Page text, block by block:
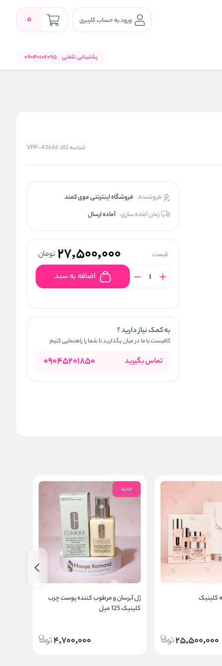
ورود به حساب کاربری 0
پشتیبانی تلفنی 09040102095
شناسه کالا: VPP-43646
فروشنده: فروشگاه اینترنتی موی کمند
زمان آماده سازی: آماده ارسال
قیمت: 27,500,000 تومان
اضافه به سبد
به کمک نیاز دارید ؟
کافیست با ما در میان بگذارید تا شما را راهنمایی کنیم
تماس بگیرید 09045201850
25,500,000
جدید
ژل آبرسان و مرطوب کننده پوست چرب
کلینیک 125 میل
4,700,000